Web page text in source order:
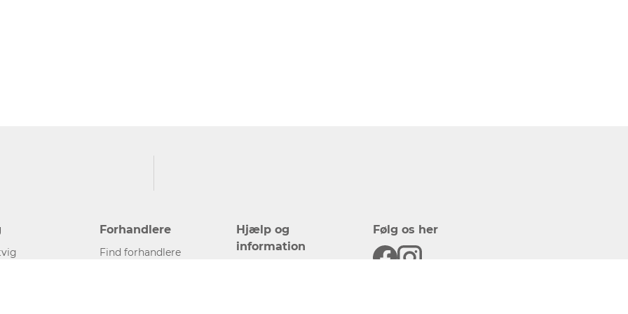
Forhandlere
Find forhandlere
Hjælp og
information
Følg os her